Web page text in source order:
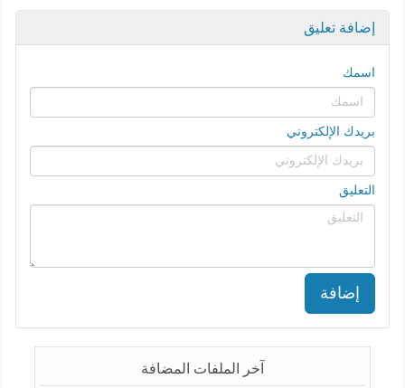
إضافة تعليق
اسمك
بريدك الإلكتروني
التعليق
إضافة
آخر الملفات المضافة